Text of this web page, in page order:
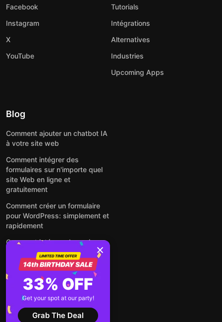
Facebook
Instagram
X
YouTube
Tutorials
Intégrations
Alternatives
Industries
Upcoming Apps
Blog
Comment ajouter un chatbot IA
à votre site web
Comment intégrer des
formulaires sur n'importe quel
site Web en ligne et
gratuitement
Comment créer un formulaire
pour WordPress: simplement et
rapidement
Comment intégrer des avis
Google gratuitement sur un site
web
Comment intégrer une fenêtre
contextuelle sur n'importe quel
site Web
Voir tous les articles
33% OFF
Get your spot at our party!
Grab The Deal